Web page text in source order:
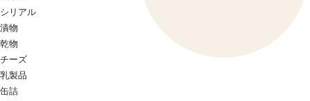
シリアル
漬物
乾物
チーズ
乳製品
缶詰